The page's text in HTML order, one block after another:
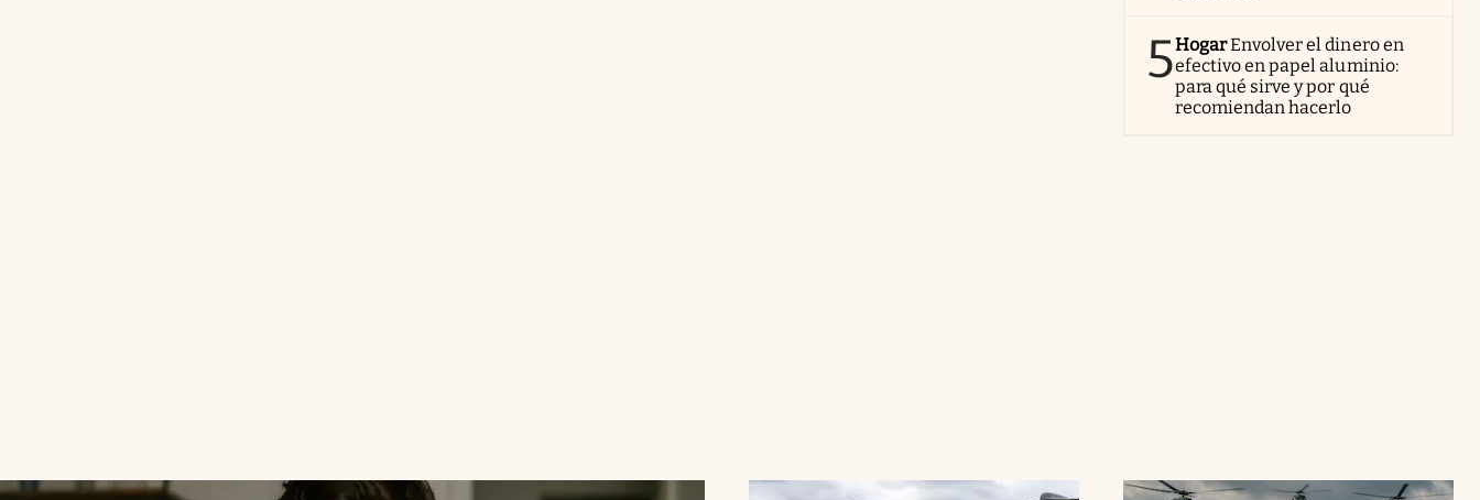
5HogarEnvolver el dinero en
efectivo en papel aluminio:
para qué sirve y por qué
recomiendan hacerlo